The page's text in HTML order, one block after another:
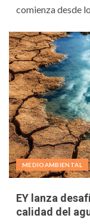
comienza desde
MEDIOAMBIENTAL
EY lanza
calidad del